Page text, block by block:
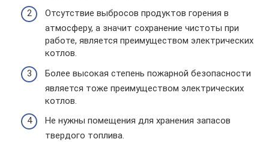
Отсутствие выбросов продуктов горения в
атмосферу, а значит сохранение чистоты при
работе, является преимуществом электрических
котлов.
Более высокая степень пожарной безопасности
является тоже преимуществом электрических
котлов.
Не нужны помещения для хранения запасов
твердого топлива.